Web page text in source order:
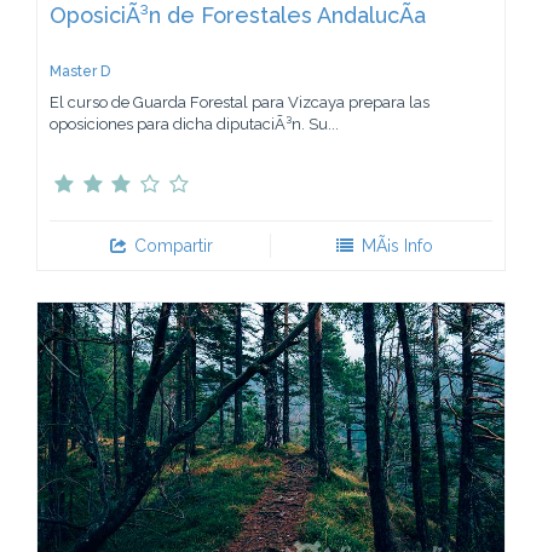
OposiciÃ³n de Forestales AndalucÃ­a
Master D
El curso de Guarda Forestal para Vizcaya prepara las
oposiciones para dicha diputaciÃ³n. Su...
Compartir MÃ¡s Info